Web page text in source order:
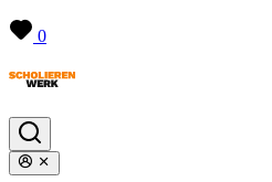
0